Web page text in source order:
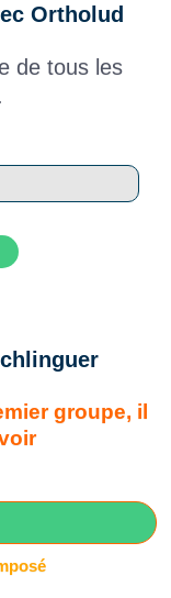
Ortholud
de tous les
groupe, il